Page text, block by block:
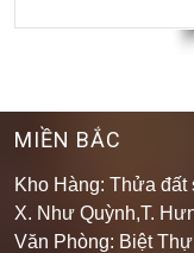
MIỀN BẮC
Kho Hàng: Thửa đất
X. Như Quỳnh,T.
Văn Phòng: Biệt